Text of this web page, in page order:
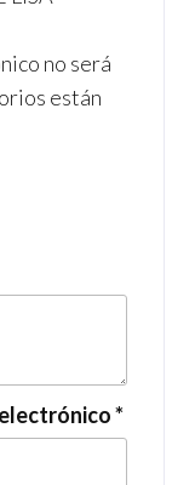
no será
están
*